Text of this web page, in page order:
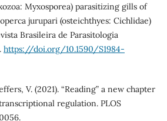
Myxosporea) parasitizing gills of
jurupari (osteichthyes: Cichlidae)
Brasileira de Parasitologia
https://doi.org/10.1590/S1984-
V. (2021). “Reading” a new chapter
regulation. PLOS